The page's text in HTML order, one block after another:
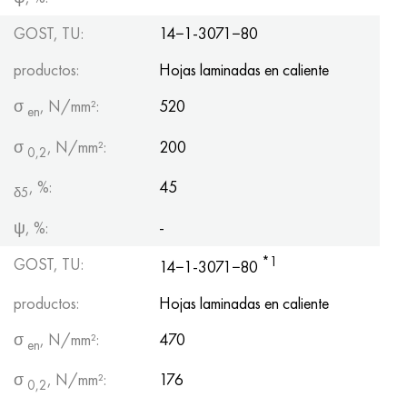
GOST, TU:
14−1-3071−80
productos:
Hojas laminadas en caliente
σ en, N/mm²:
520
σ 0,2, N/mm²: 200
δ5, %:
45
ψ, %:
-
GOST, TU:
14−1-3071−80 *1
productos:
Hojas laminadas en caliente
σ en, N/mm²:
470
σ 0,2, N/mm²: 176
Hastelloy C-276
Hastelloy 3
Hastelloy x
udimet 500
udimet 720
40XFA, 1.7223, AISI 4142
45HN2MFA, k2425, 45hnmf
A40G, 44smn28, 1.0762, 46s20